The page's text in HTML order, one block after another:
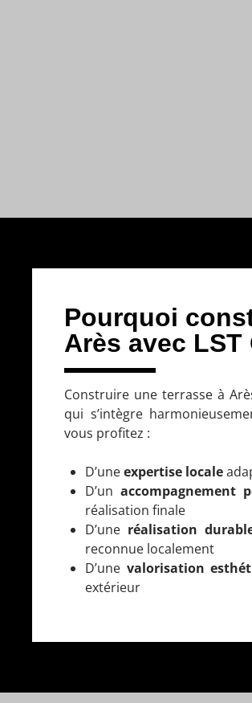
Pourquoi
Arès avec
Construire une terrasse à
qui s’intègre
vous profitez :
D’uneexpertise locale
D’un accompagnement
réalisation finale
D’une réalisation
reconnue localement
D’une valorisation
extérieur